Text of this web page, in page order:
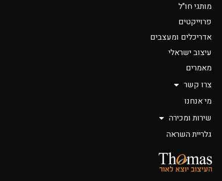
מותגי חו"ל
פרוייקטים
אדריכלים ומעצבים
עיצוב ישראלי
מאמרים
צרו קשר
מי אנחנו
שירות ומכירה
גלריית השראה